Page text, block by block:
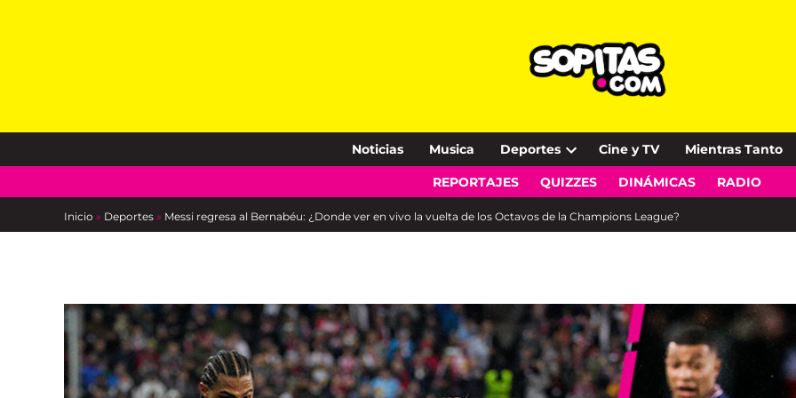
Noticias Musica Deportes
Open
dropdown
Cine y TV Mientras Tanto
REPORTAJES QUIZZES DINÁMICAS RADIO
Inicio » Deportes » Messi regresa al Bernabéu: ¿Donde ver en vivo la vuelta de los Octavos de la Champions League?